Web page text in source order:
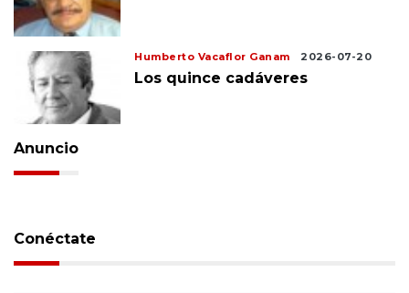
Humberto Vacaflor Ganam 2026-07-20
Los quince cadáveres
Anuncio
Conéctate